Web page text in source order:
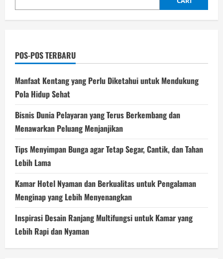
POS-POS TERBARU
Manfaat Kentang yang Perlu Diketahui untuk Mendukung
Pola Hidup Sehat
Bisnis Dunia Pelayaran yang Terus Berkembang dan
Menawarkan Peluang Menjanjikan
Tips Menyimpan Bunga agar Tetap Segar, Cantik, dan Tahan
Lebih Lama
Kamar Hotel Nyaman dan Berkualitas untuk Pengalaman
Menginap yang Lebih Menyenangkan
Inspirasi Desain Ranjang Multifungsi untuk Kamar yang
Lebih Rapi dan Nyaman